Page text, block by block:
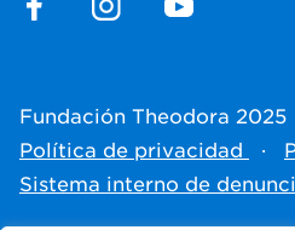
Fundación Theodora 2025
Política de privacidad
·
Sistema interno de